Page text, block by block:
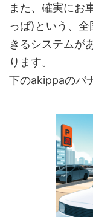
また、確実にお
っぱ)という、
きるシステムが
ります。
下のakippaのバ